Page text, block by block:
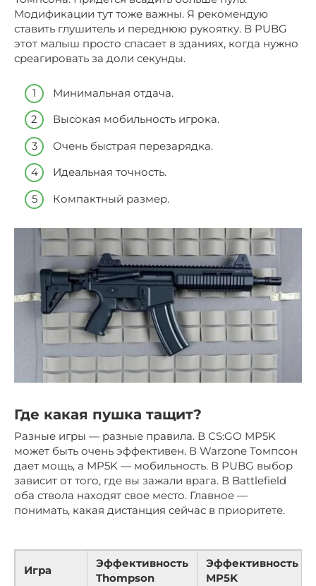
Модификации тут тоже важны. Я рекомендую
ставить глушитель и переднюю рукоятку. В PUBG
этот малыш просто спасает в зданиях, когда нужно
среагировать за доли секунды.
Минимальная отдача.
Высокая мобильность игрока.
Очень быстрая перезарядка.
Идеальная точность.
Компактный размер.
Где какая пушка тащит?
Разные игры — разные правила. В CS:GO MP5K
может быть очень эффективен. В Warzone Томпсон
дает мощь, а MP5K — мобильность. В PUBG выбор
зависит от того, где вы зажали врага. В Battlefield
оба ствола находят свое место. Главное —
понимать, какая дистанция сейчас в приоритете.
Игра
Эффективность
Thompson
Эффективность
MP5K